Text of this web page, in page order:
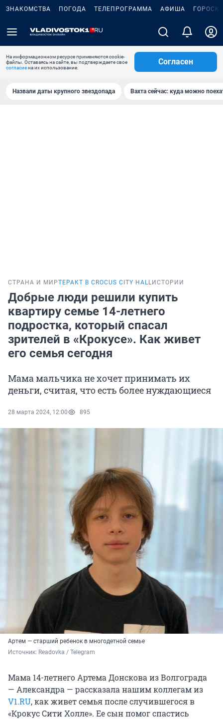
ЗНАКОМСТВА ПОГОДА ТЕЛЕПРОГРАММА АФИША
На информационном ресурсе применяются cookie-
файлы. Оставаясь на сайте, вы подтверждаете свое
согласиена их использование.
Согласен
Назвали даты крупного звездопада Вахта сейчас: куда можно
СТРАНА И МИРТЕРАКТ В CROCUS CITY HALLИСТОРИИ
Добрые люди решили купить
квартиру семье 14-летнего
подростка, который спасал
зрителей в «Крокусе». Как живет
его семья сегодня
Мама мальчика не хочет принимать их
деньги, считая, что есть более нуждающиеся
28 марта 2024, 12:00 895
Артем — старший ребенок в многодетной семье
Источник: Readovka / Telegram
Мама 14-летнего Артема Донскова из Волгограда
— Александра — рассказала нашим коллегам из
V1.RU, как живет семья после случившегося в
«Крокус Сити Холле». Ее сын помог спастись